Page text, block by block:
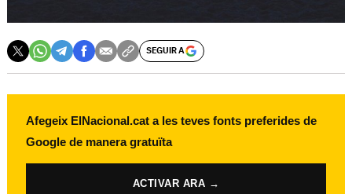
SEGUIR A
Afegeix ElNacional.cat a les teves fonts preferides de
Google de manera gratuïta
ACTIVAR ARA →